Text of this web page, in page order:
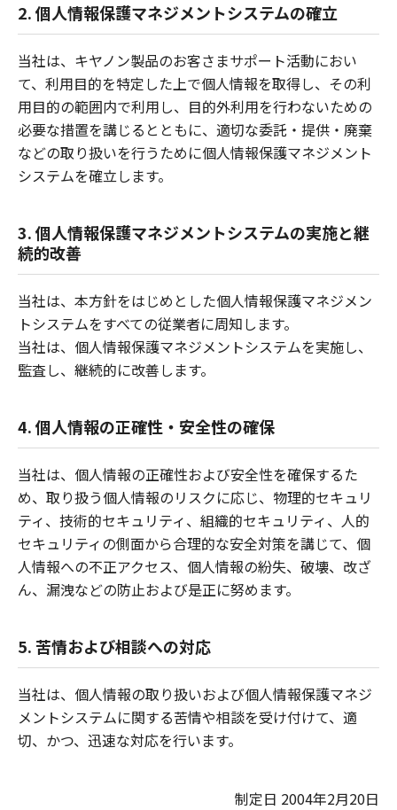
2. 個人情報保護マネジメントシステムの確立
当社は、キヤノン製品のお客さまサポート活動におい
て、利用目的を特定した上で個人情報を取得し、その利
用目的の範囲内で利用し、目的外利用を行わないための
必要な措置を講じるとともに、適切な委託・提供・廃棄
などの取り扱いを行うために個人情報保護マネジメント
システムを確立します。
3. 個人情報保護マネジメントシステムの実施と継
続的改善
当社は、本方針をはじめとした個人情報保護マネジメン
トシステムをすべての従業者に周知します。
当社は、個人情報保護マネジメントシステムを実施し、
監査し、継続的に改善します。
4. 個人情報の正確性・安全性の確保
当社は、個人情報の正確性および安全性を確保するた
め、取り扱う個人情報のリスクに応じ、物理的セキュリ
ティ、技術的セキュリティ、組織的セキュリティ、人的
セキュリティの側面から合理的な安全対策を講じて、個
人情報への不正アクセス、個人情報の紛失、破壊、改ざ
ん、漏洩などの防止および是正に努めます。
5. 苦情および相談への対応
当社は、個人情報の取り扱いおよび個人情報保護マネジ
メントシステムに関する苦情や相談を受け付けて、適
切、かつ、迅速な対応を行います。
制定日 2004年2月20日